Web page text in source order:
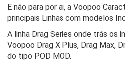
E não para por ai, a Voopoo
principais Linhas com modelos
A linha Drag Series onde trás os
Voopoo Drag X Plus, Drag Max,
do tipo POD MOD.